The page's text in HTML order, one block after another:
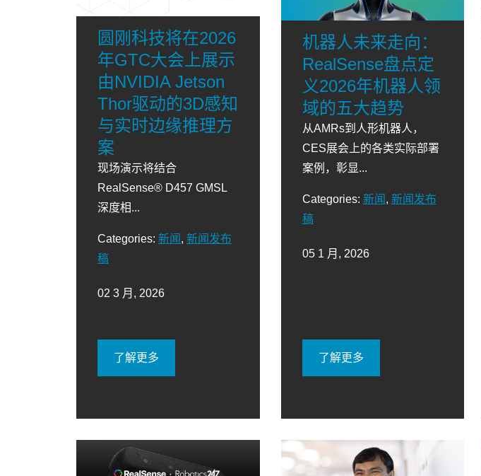
圆刚科技将在2026
年GTC大会上展示
由NVIDIA Jetson
Thor驱动的3D感知
与实时边缘推理方
案
现场演示将结合
RealSense® D457 GMSL
深度相...
Categories: 新闻 , 新闻发布
稿
02 3 月, 2026
了解更多
机器人未来走向：
RealSense盘点定
义2026年机器人领
域的五大趋势
从AMRs到人形机器人，
CES展会上的各类实际部署
案例，彰显...
Categories: 新闻 , 新闻发布
稿
05 1 月, 2026
了解更多